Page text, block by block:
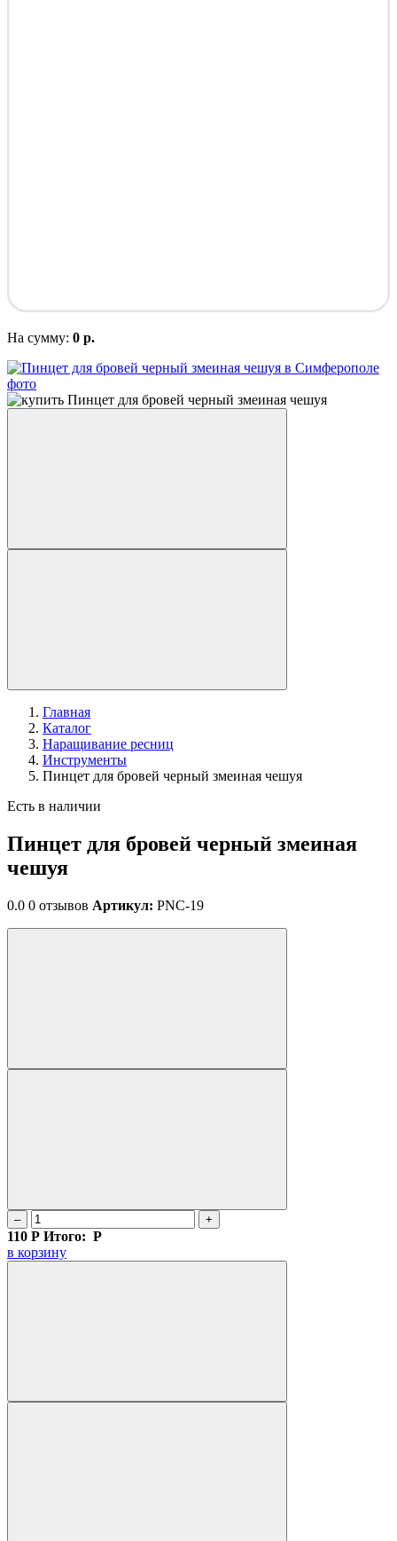
На сумму: 0 р.
Главная
Каталог
Наращивание ресниц
Инструменты
Пинцет для бровей черный змеиная чешуя
Есть в наличии
Пинцет для бровей черный змеиная
чешуя
0.0 0 отзывов Артикул: PNC-19
– +
110 Р Итого: Р
в корзину